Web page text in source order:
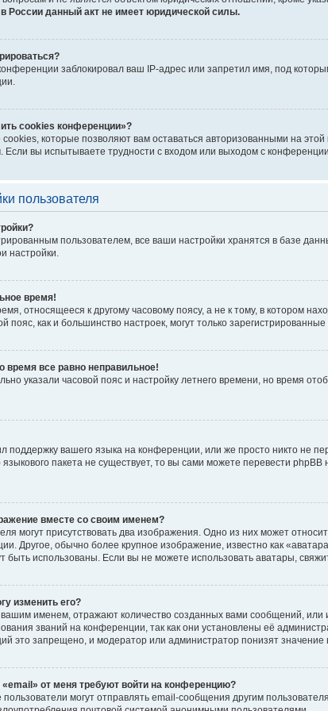
России данный акт не имеет юридической силы.
заблокировал ваш IP-адрес или запретил имя, под
cookies конференции»?
которые позволяют вам оставаться авторизованными на
Если вы испытываете трудности с входом или выходом с
пользователя
пользователем, все ваши настройки хранятся в базе
настройки.
время!
относящееся к другому часовому поясу, а не к тому, в котором
пояс, как и большинство настроек, могут только
время все равно неправильное!
указали часовой пояс и настройку летнего времени, но время
поддержку вашего языка на конференции, или же просто никто не
языкового пакета не существует, то вы сами можете перевести
вместе со своим именем?
могут присутствовать два изображения. Одно из них может
Другое, обычно более крупное изображение, известно как
быть использованы. Если вы не можете использовать аватары,
изменить его?
именем, отражают количество созданных вами сообщений,
званий на конференции, так как они установлены её
это запрещено, и модератор или администратор понизят значение
от меня требуют войти на конференцию?
пользователи могут отправлять email-сообщения другим